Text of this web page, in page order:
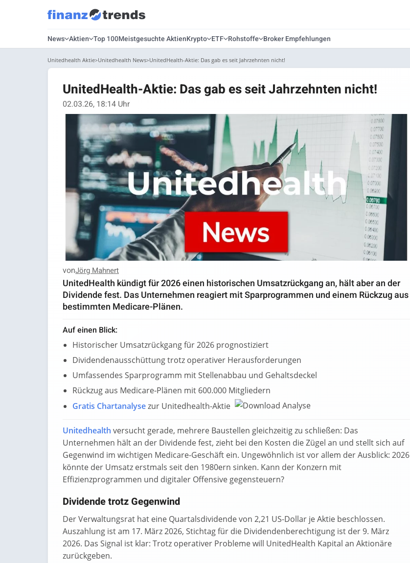
News Aktien Top 100Meistgesuchte AktienKrypto ETF Rohstoffe Broker Empfehlungen
Unitedhealth Aktie Unitedhealth News UnitedHealth-Aktie: Das gab es seit Jahrzehnten nicht!
UnitedHealth-Aktie: Das gab es seit Jahrzehnten nicht!
02.03.26, 18:14 Uhr
vonJörg Mahnert
UnitedHealth kündigt für 2026 einen historischen Umsatzrückgang an, hält aber an der
Dividende fest. Das Unternehmen reagiert mit Sparprogrammen und einem Rückzug aus
bestimmten Medicare-Plänen.
Auf einen Blick:
Historischer Umsatzrückgang für 2026 prognostiziert
Dividendenausschüttung trotz operativer Herausforderungen
Umfassendes Sparprogramm mit Stellenabbau und Gehaltsdeckel
Rückzug aus Medicare-Plänen mit 600.000 Mitgliedern
Gratis Chartanalysezur Unitedhealth-Aktie
Unitedhealth versucht gerade, mehrere Baustellen gleichzeitig zu schließen: Das
Unternehmen hält an der Dividende fest, zieht bei den Kosten die Zügel an und stellt sich auf
Gegenwind im wichtigen Medicare-Geschäft ein. Ungewöhnlich ist vor allem der Ausblick: 2026
könnte der Umsatz erstmals seit den 1980ern sinken. Kann der Konzern mit
Effizienzprogrammen und digitaler Offensive gegensteuern?
Dividende trotz Gegenwind
Der Verwaltungsrat hat eine Quartalsdividende von 2,21 US-Dollar je Aktie beschlossen.
Auszahlung ist am 17. März 2026, Stichtag für die Dividendenberechtigung ist der 9. März
2026. Das Signal ist klar: Trotz operativer Probleme will UnitedHealth Kapital an Aktionäre
zurückgeben.